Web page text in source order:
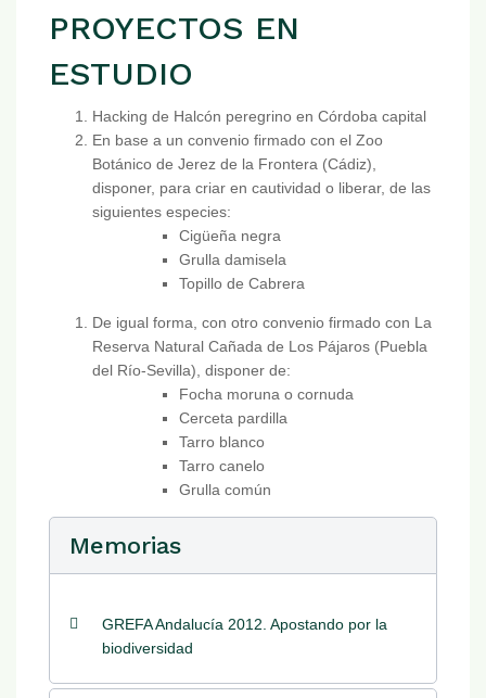
PROYECTOS EN
ESTUDIO
Hacking de Halcón peregrino en Córdoba capital
En base a un convenio firmado con el Zoo
Botánico de Jerez de la Frontera (Cádiz),
disponer, para criar en cautividad o liberar, de las
siguientes especies:
Cigüeña negra
Grulla damisela
Topillo de Cabrera
De igual forma, con otro convenio firmado con La
Reserva Natural Cañada de Los Pájaros (Puebla
del Río-Sevilla), disponer de:
Focha moruna o cornuda
Cerceta pardilla
Tarro blanco
Tarro canelo
Grulla común
Memorias
GREFA Andalucía 2012. Apostando por la
biodiversidad